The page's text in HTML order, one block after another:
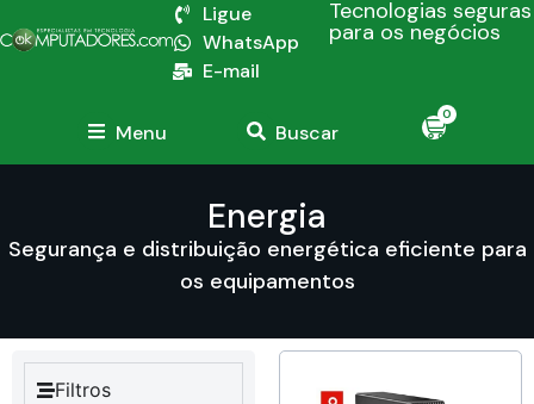
Ligue
WhatsApp
E-mail
Tecnologias seguras
para os negócios
Menu Buscar
0
Energia
Segurança e distribuição energética eficiente para
os equipamentos
Filtros